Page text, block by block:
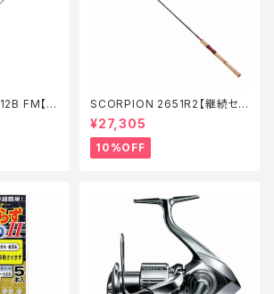
FM【特
SCORPION 2651R2【継続セ
ール_ロッド】【10】
¥27,305
10%OFF